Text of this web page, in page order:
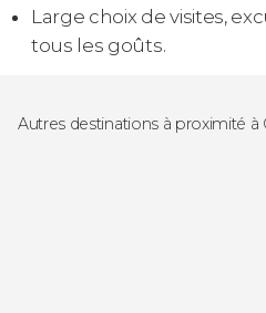
Large choix de visites,
tous les goûts.
Autres destinations à proximité à